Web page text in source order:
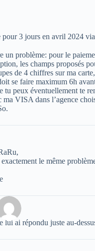
pour 3 jours en avril 2024
un problème: pour le
les champs proposés
de 4 chiffres sur ma
se faire maximum 6h
tu peux éventuellement te
ma VISA dans l’agence
exactement le même
lui ai répondu juste au-